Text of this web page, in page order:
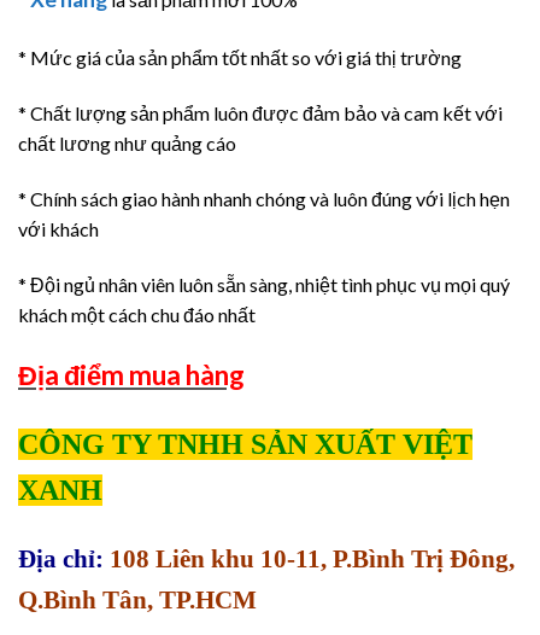
* Mức giá của sản phẩm tốt nhất so với giá thị trường
* Chất lượng sản phẩm luôn được đảm bảo và cam kết với
chất lương như quảng cáo
* Chính sách giao hành nhanh chóng và luôn đúng với lịch hẹn
với khách
* Đội ngủ nhân viên luôn sẵn sàng, nhiệt tình phục vụ mọi quý
khách một cách chu đáo nhất
Địa điểm mua hàng
CÔNG TY TNHH SẢN XUẤT VIỆT
XANH
Địa chỉ: 108 Liên khu 10-11, P.Bình Trị Đông,
Q.Bình Tân, TP.HCM